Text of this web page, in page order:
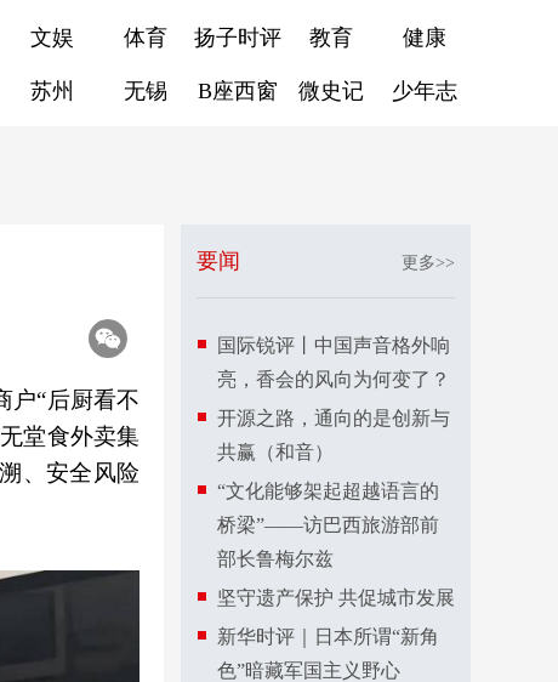
文娱 体育 扬子时评 教育 健康
苏州 无锡 B座西窗 微史记 少年志
户“后厨看不
堂食外卖集
、安全风险
要闻 更多>>
国际锐评丨中国声音格外响
亮，香会的风向为何变了？
开源之路，通向的是创新与
共赢（和音）
“文化能够架起超越语言的
桥梁”——访巴西旅游部前
部长鲁梅尔兹
坚守遗产保护 共促城市发展
新华时评｜日本所谓“新角
色”暗藏军国主义野心